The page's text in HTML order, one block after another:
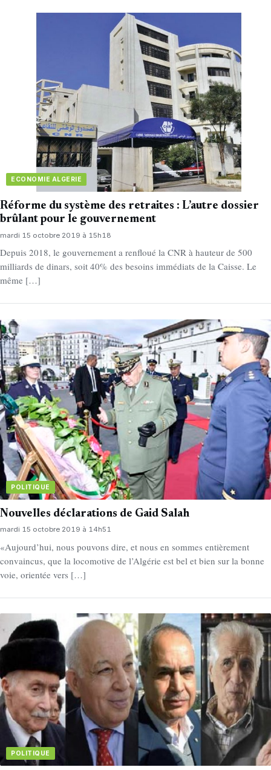
ECONOMIE ALGERIE
Réforme du système des retraites : L’autre dossier
brûlant pour le gouvernement
mardi 15 octobre 2019 à 15h18
Depuis 2018, le gouvernement a renfloué la CNR à hauteur de 500
milliards de dinars, soit 40% des besoins immédiats de la Caisse. Le
même […]
POLITIQUE
Nouvelles déclarations de Gaid Salah
mardi 15 octobre 2019 à 14h51
«Aujourd’hui, nous pouvons dire, et nous en sommes entièrement
convaincus, que la locomotive de l’Algérie est bel et bien sur la bonne
voie, orientée vers […]
POLITIQUE